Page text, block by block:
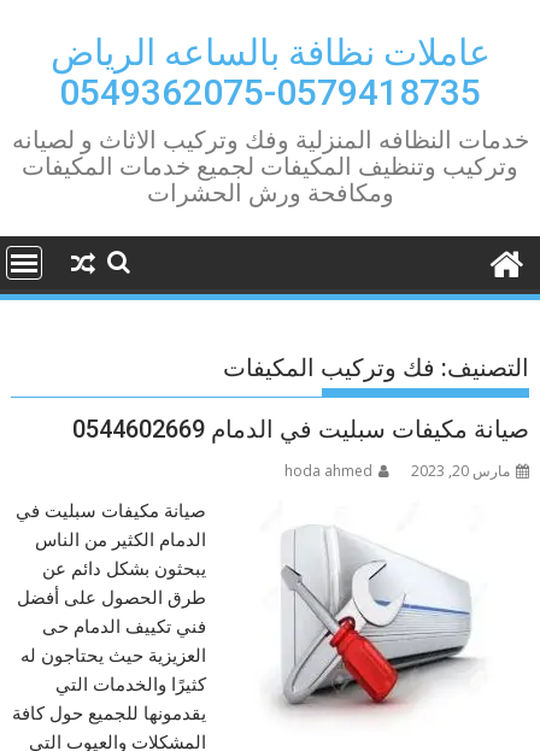
contentعاملات نظافة بالساعه الرياض
0579418735-0549362075
خدمات النظافه المنزلية وفك وتركيب الاثاث و لصيانه
وتركيب وتنظيف المكيفات لجميع خدمات المكيفات
ومكافحة ورش الحشرات
التصنيف: فك وتركيب المكيفات
صيانة مكيفات سبليت في الدمام 0544602669
مارس 20, 2023 hoda ahmed
صيانة مكيفات سبليت في
الدمام الكثير من الناس
يبحثون بشكل دائم عن
طرق الحصول على أفضل
فني تكييف الدمام حى
العزيزية حيث يحتاجون له
كثيرًا والخدمات التي
يقدمونها للجميع حول كافة
المشكلات والعيوب التي